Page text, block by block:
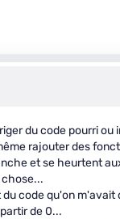
du code pourri
rajouter des
et se heurtent
code qu'on m'avait
de 0...